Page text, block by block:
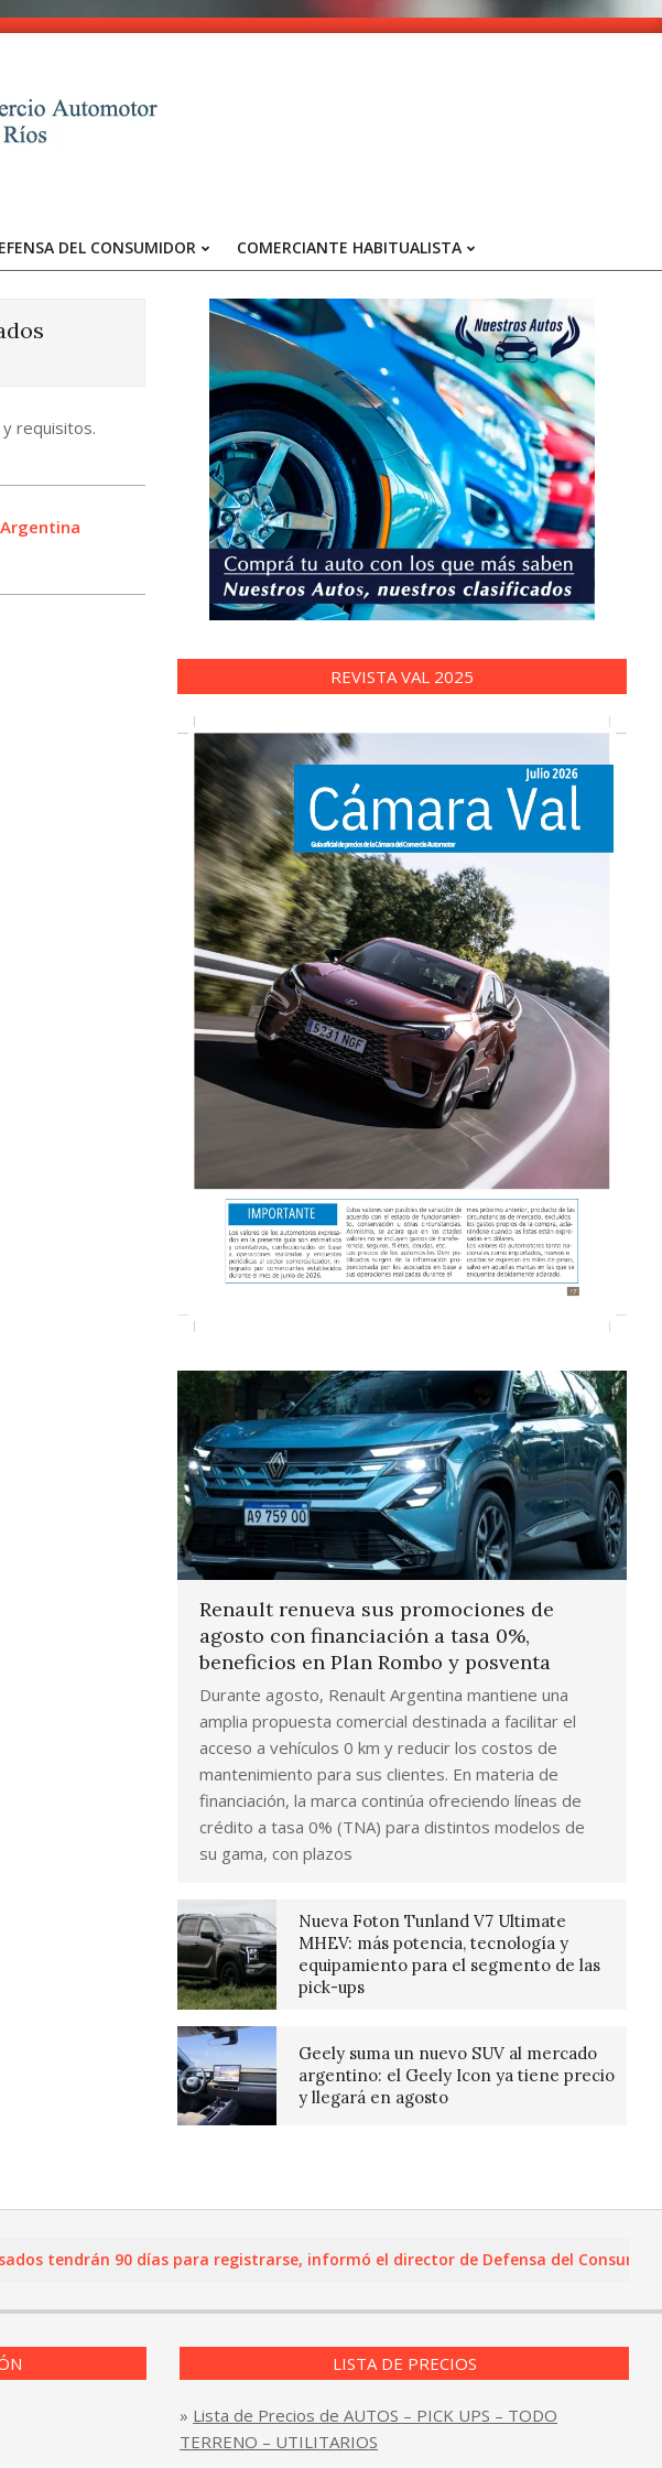
DEL CONSUMIDOR COMERCIANTE HABITUALISTA
requisitos.
REVISTA VAL 2025
Renault renueva sus promociones de
agosto con financiación a tasa 0%,
beneficios en Plan Rombo y posventa
Durante agosto, Renault Argentina mantiene una
amplia propuesta comercial destinada a facilitar el
acceso a vehículos 0 km y reducir los costos de
mantenimiento para sus clientes. En materia de
financiación, la marca continúa ofreciendo líneas de
crédito a tasa 0% (TNA) para distintos modelos de
su gama, con plazos
Nueva Foton Tunland V7 Ultimate
MHEV: más potencia, tecnología y
equipamiento para el segmento de las
pick-ups
Geely suma un nuevo SUV al mercado
argentino: el Geely Icon ya tiene precio
y llegará en agosto
90 días para registrarse, informó el director de Defensa del Consumidor
LISTA DE PRECIOS
» Lista de Precios de AUTOS – PICK UPS – TODO
TERRENO – UTILITARIOS